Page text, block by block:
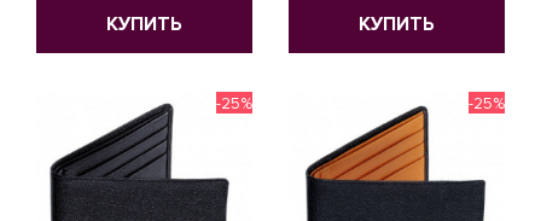
КУПИТЬ КУПИТЬ
-25% -25%